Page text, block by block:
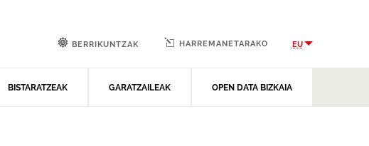
BISTARATZEAK GARATZAILEAK OPEN DATA BIZKAIA
BERRIKUNTZAK HARREMANETARAKO EU